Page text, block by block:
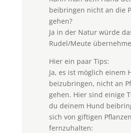
beibringen nicht an die
gehen?
Ja in der Natur würde
Rudel/Meute
Hier ein paar Tips:
Ja, es ist möglich einem
beizubringen, nicht an
gehen. Hier sind einige
du deinem Hund
sich von giftigen Pflanzen
fernzuhalten: